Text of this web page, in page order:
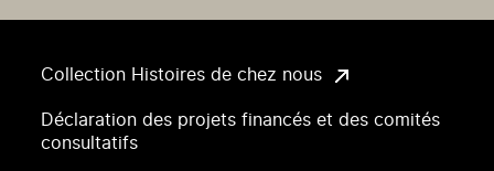
Collection Histoires de chez nous
Déclaration des projets financés et des comités
consultatifs